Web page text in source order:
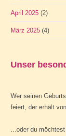
April 2025 (2)
März 2025 (4)
Unser
Wer seinen
feiert, der erhält
...oder du